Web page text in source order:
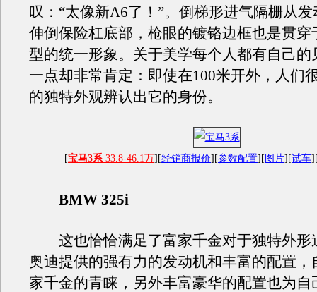
叹：“太像新A6了！”。倒梯形进气隔栅从
伸倒保险杠底部，枪眼的镀铬边框也是贯穿
型的统一形象。关于美学每个人都有自己的
一点却非常肯定：即使在100米开外，人们
的独特外观辨认出它的身份。
[宝马3系33.8-46.1万][经销商报价][参数配置][ 图片][试车
BMW 325i
这也恰恰满足了富家千金对于独特外形
奥迪提供的强有力的发动机和丰富的配置，
家千金的青睐，另外丰富豪华的配置也为自